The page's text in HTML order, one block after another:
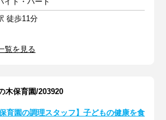
徒歩11分
覧を見る
保育園/203920
保育園の調理スタッフ】子どもの健康を食